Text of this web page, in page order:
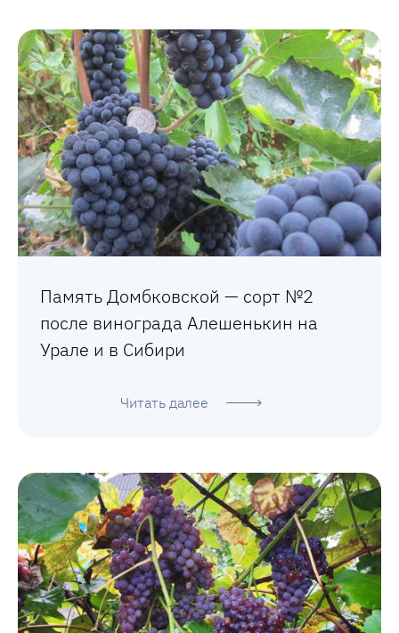
Память Домбковской — сорт №2
после винограда Алешенькин на
Урале и в Сибири
Читать далее